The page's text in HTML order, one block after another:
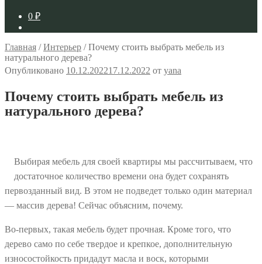
0 ₽
Главная /Интерьер /Почему стоить выбрать мебель из
натурального дерева?
Опубликовано 10.12.202217.12.2022 от yana
Почему стоить выбрать мебель из
натурального дерева?
Выбирая мебель для своей квартиры мы рассчитываем, что
достаточное количество времени она будет сохранять
первозданный вид. В этом не подведет только один материал
— массив дерева! Сейчас объясним, почему.
Во-первых, такая мебель будет прочная. Кроме того, что
дерево само по себе твердое и крепкое, дополнительную
износостойкость придадут масла и воск, которыми